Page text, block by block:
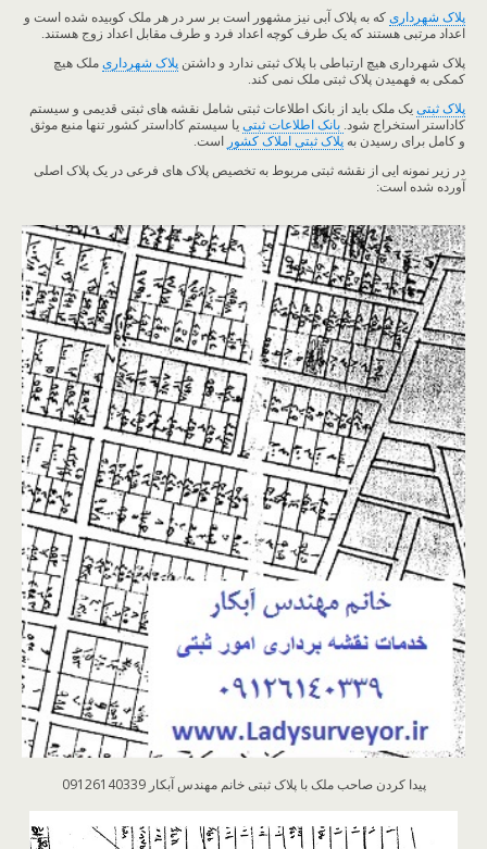
پلاک شهرداری که به پلاک آبی نیز مشهور است بر سر در هر ملک کوبیده شده است و
اعداد مرتبی هستند که یک طرف کوچه اعداد فرد و طرف مقابل اعداد زوج هستند.
پلاک شهرداری هیچ ارتباطی با پلاک ثبتی ندارد و داشتن پلاک شهرداری ملک هیچ
کمکی به فهمیدن پلاک ثبتی ملک نمی کند.
پلاک ثبتی یک ملک باید از بانک اطلاعات ثبتی شامل نقشه های ثبتی قدیمی و سیستم
کاداستر استخراج شود. بانک اطلاعات ثبتی یا سیستم کاداستر کشور تنها منبع موثق
و کامل برای رسیدن به پلاک ثبتی املاک کشور
است.
در زیر نمونه ایی از نقشه ثبتی مربوط به تخصیص پلاک های فرعی در یک پلاک اصلی
آورده شده است:
پیدا کردن صاحب ملک با پلاک ثبتی خانم مهندس آبکار 09126140339